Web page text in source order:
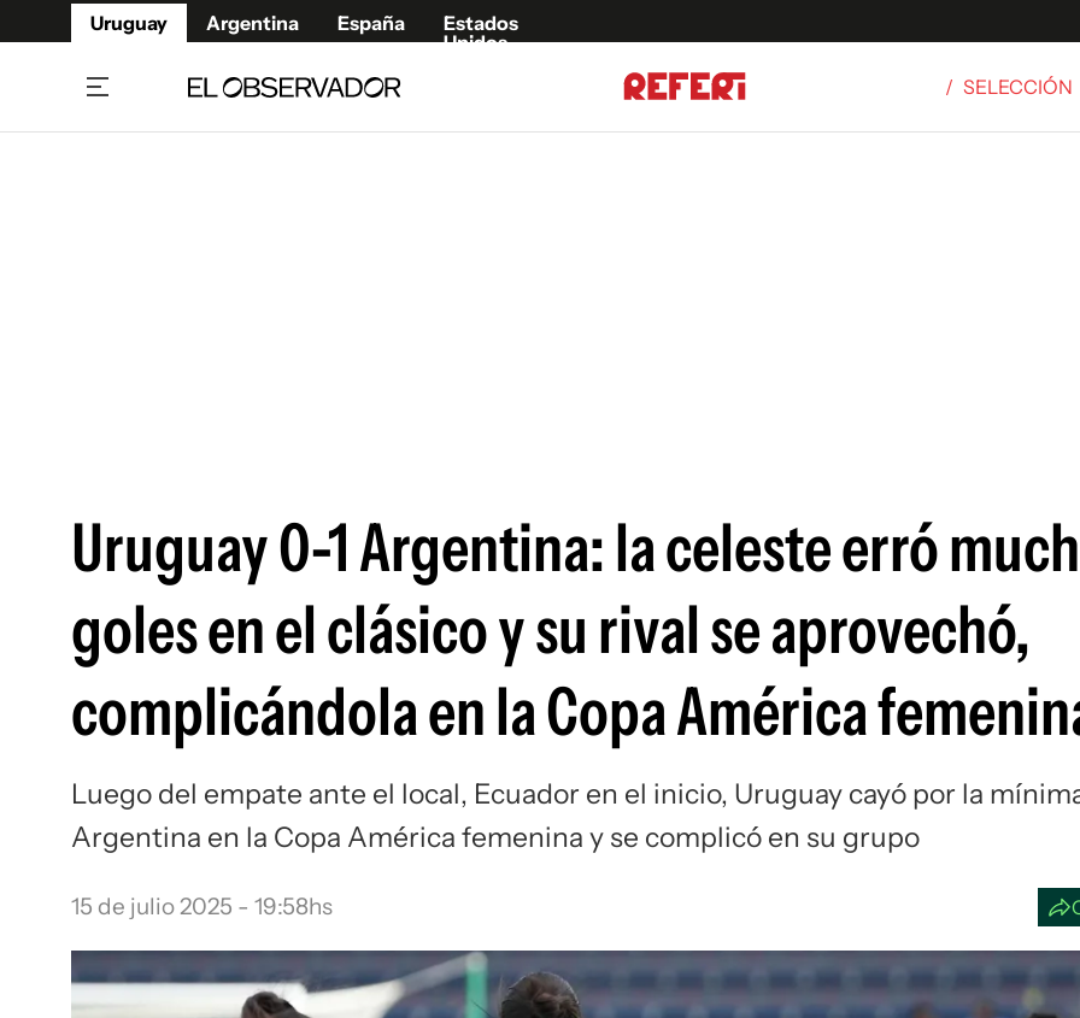
Uruguay Argentina España
Estados
Unidos
/ SELECCIÓN
Uruguay 0-1 Argentina: la celeste erró
goles en el clásico y su rival se aprovechó,
complicándola en la Copa América
Luego del empate ante el local, Ecuador en el inicio, Uruguay cayó por la
Argentina en la Copa América femenina y se complicó en su grupo
15 de julio 2025 - 19:58hs